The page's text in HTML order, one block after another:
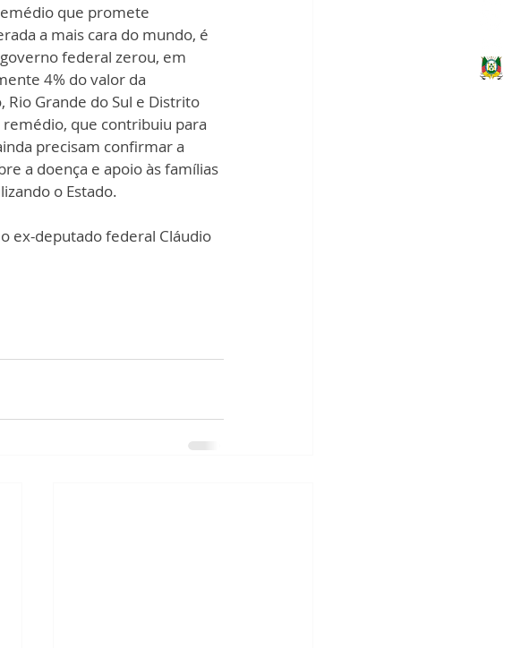
que promete
a mais cara do mundo, é
federal zerou, em
4% do valor da
Rio Grande do Sul e Distrito
que contribuiu para
precisam confirmar a
a doença e apoio às famílias
o Estado.
ex-deputado federal Cláudio